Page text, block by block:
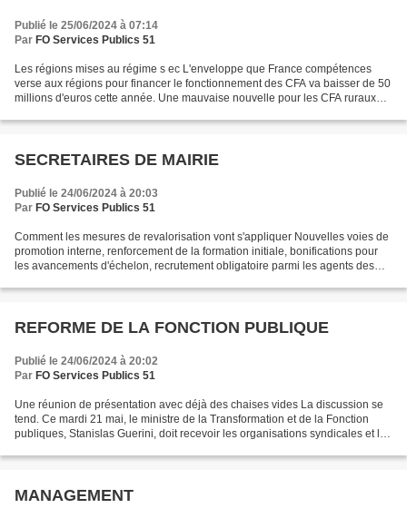
Publié le 25/06/2024 à 07:14
Par FO Services Publics 51
Les régions mises au régime s ec L'enveloppe que France compétences
verse aux régions pour financer le fonctionnement des CFA va baisser de 50
millions d'euros cette année. Une mauvaise nouvelle pour les CFA ruraux
SECRETAIRES DE MAIRIE
Publié le 24/06/2024 à 20:03
Par FO Services Publics 51
Comment les mesures de revalorisation vont s'appliquer Nouvelles voies de
promotion interne, renforcement de la formation initiale, bonifications pour
les avancements d'échelon, recrutement obligatoire parmi les agents des
REFORME DE LA FONCTION PUBLIQUE
Publié le 24/06/2024 à 20:02
Par FO Services Publics 51
Une réunion de présentation avec déjà des chaises vides La discussion se
tend. Ce mardi 21 mai, le ministre de la Transformation et de la Fonction
publiques, Stanislas Guerini, doit recevoir les organisations syndicales et les
MANAGEMENT